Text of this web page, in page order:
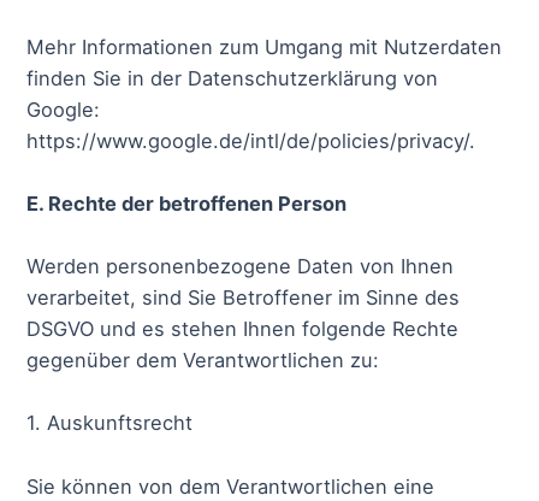
Mehr Informationen zum Umgang mit Nutzerdaten
finden Sie in der Datenschutzerklärung von
Google:
https://www.google.de/intl/de/policies/privacy/.
E. Rechte der betroffenen Person
Werden personenbezogene Daten von Ihnen
verarbeitet, sind Sie Betroffener im Sinne des
DSGVO und es stehen Ihnen folgende Rechte
gegenüber dem Verantwortlichen zu:
1. Auskunftsrecht
Sie können von dem Verantwortlichen eine